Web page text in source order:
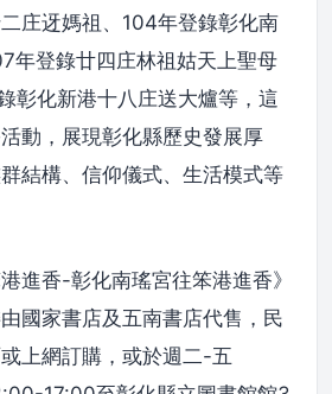
庄迓媽祖、104年登錄彰化南
年登錄廿四庄林祖姑天上聖母
彰化新港十八庄送大爐等，這
動，展現彰化縣歷史發展厚
結構、信仰儀式、生活模式等
進香-彰化南瑤宮往笨港進香》
國家書店及五南書店代售，民
上網訂購，或於週二-五